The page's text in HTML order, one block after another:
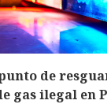
de
gas ilegal en